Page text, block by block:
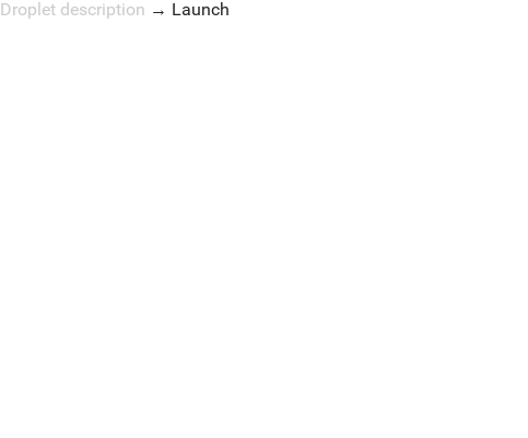
Droplet description → Launch